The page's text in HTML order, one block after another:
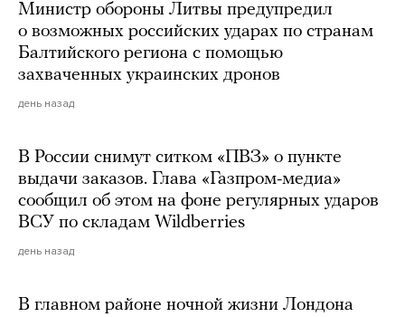
Министр обороны Литвы предупредил
о возможных российских ударах по странам
Балтийского региона с помощью
захваченных украинских дронов
день назад
В России снимут ситком «ПВЗ» о пункте
выдачи заказов. Глава «Газпром-медиа»
сообщил об этом на фоне регулярных ударов
ВСУ по складам Wildberries
день назад
В главном районе ночной жизни Лондона